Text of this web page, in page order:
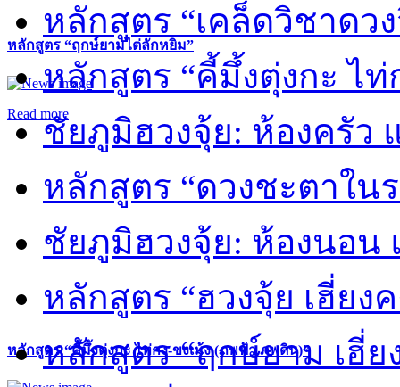
หลักสูตร “ฤกษ์ยามไต่ลักหยิ่ม”
Read more
หลักสูตร “คี้มึ้งตุ่งกะ ไท่กง-ขงเม้ง (ภพฟ้า ภพดิน)”
หลักสูตร “เคล็ดวิชาดว
หลักสูตร “คี้มึ้งตุ่งกะ ไ
ชัยภูมิฮวงจุ้ย: ห้องครัว
หลักสูตร “ดวงชะตาใน
ชัยภูมิฮวงจุ้ย: ห้องนอน
หลักสูตร “ฮวงจุ้ย เฮี่ยง
หลักสูตร “ฤกษ์ยาม เฮี่ย